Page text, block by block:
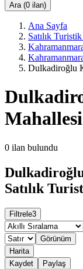
Ara (0 ilan)
Ana Sayfa
Satılık
Dulkadiroğlu
0 ilan bulundu
Satılık
Filtrele3
Görünüm
Harita
Kaydet
Paylaş